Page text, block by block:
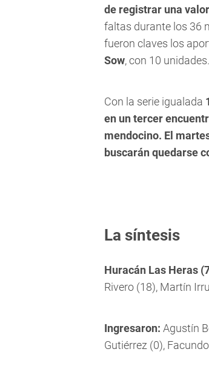
de registrar una
faltas durante los 36
fueron claves los
Sow, con 10 unidades.
Con la serie igualada
en un tercer
mendocino. El
buscarán quedarse
La síntesis
Huracán Las Heras
Rivero (18), Martín
Ingresaron: Agustín
Gutiérrez (0),